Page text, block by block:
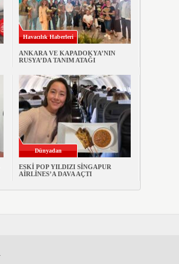
Havacılık Haberleri
ANKARA VE KAPADOKYA’NIN
RUSYA’DA TANIM ATAĞI
Dünyadan
ESKİ POP YILDIZI SİNGAPUR
AİRLİNES’A DAVA AÇTI